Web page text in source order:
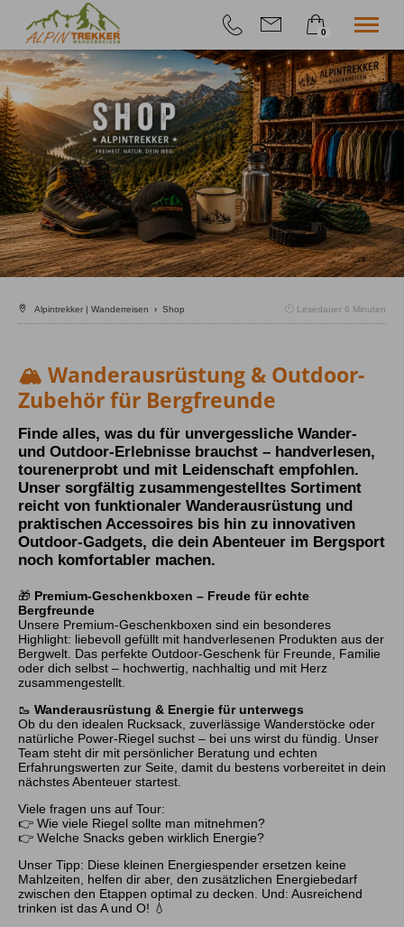
Geführte Wanderungen
Höhenangst-Akademie
Firmenevent
Info
Shop
0
×
Warenkorb ist leer
Alpintrekker | Wanderreisen › Shop Lesedauer 6 Minuten
🏔️ Wanderausrüstung & Outdoor-
Zubehör für Bergfreunde
Finde alles, was du für unvergessliche Wander-
und Outdoor-Erlebnisse brauchst – handverlesen,
tourenerprobt und mit Leidenschaft empfohlen.
Unser sorgfältig zusammengestelltes Sortiment
reicht von funktionaler Wanderausrüstung und
praktischen Accessoires bis hin zu innovativen
Outdoor-Gadgets, die dein Abenteuer im Bergsport
noch komfortabler machen.
🎁 Premium-Geschenkboxen – Freude für echte
Bergfreunde
Unsere Premium-Geschenkboxen sind ein besonderes
Highlight: liebevoll gefüllt mit handverlesenen Produkten aus der
Bergwelt. Das perfekte Outdoor-Geschenk für Freunde, Familie
oder dich selbst – hochwertig, nachhaltig und mit Herz
zusammengestellt.
🥾 Wanderausrüstung & Energie für unterwegs
Ob du den idealen Rucksack, zuverlässige Wanderstöcke oder
natürliche Power-Riegel suchst – bei uns wirst du fündig. Unser
Team steht dir mit persönlicher Beratung und echten
Erfahrungswerten zur Seite, damit du bestens vorbereitet in dein
nächstes Abenteuer startest.
Viele fragen uns auf Tour:
👉 Wie viele Riegel sollte man mitnehmen?
👉 Welche Snacks geben wirklich Energie?
Unser Tipp: Diese kleinen Energiespender ersetzen keine
Mahlzeiten, helfen dir aber, den zusätzlichen Energiebedarf
zwischen den Etappen optimal zu decken. Und: Ausreichend
trinken ist das A und O! 💧